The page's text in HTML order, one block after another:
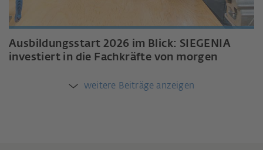
Ausbildungsstart 2026 im Blick: SIEGENIA
investiert in die Fachkräfte von morgen
weitere Beiträge anzeigen